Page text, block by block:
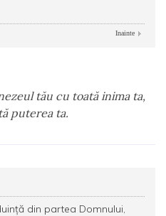
Inainte
tău cu toată inima ta,
puterea ta.
din partea Domnului,